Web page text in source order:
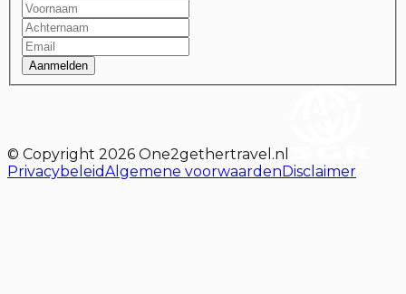
Aanmelden
© Copyright 2026 One2gethertravel.nl
PrivacybeleidAlgemene voorwaardenDisclaimer